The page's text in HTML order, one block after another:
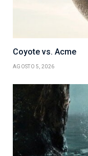
Coyote vs. Acme
AGOSTO 5, 2026